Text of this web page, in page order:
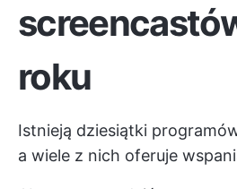
roku
Istnieją dziesiątki
a wiele z nich oferuje